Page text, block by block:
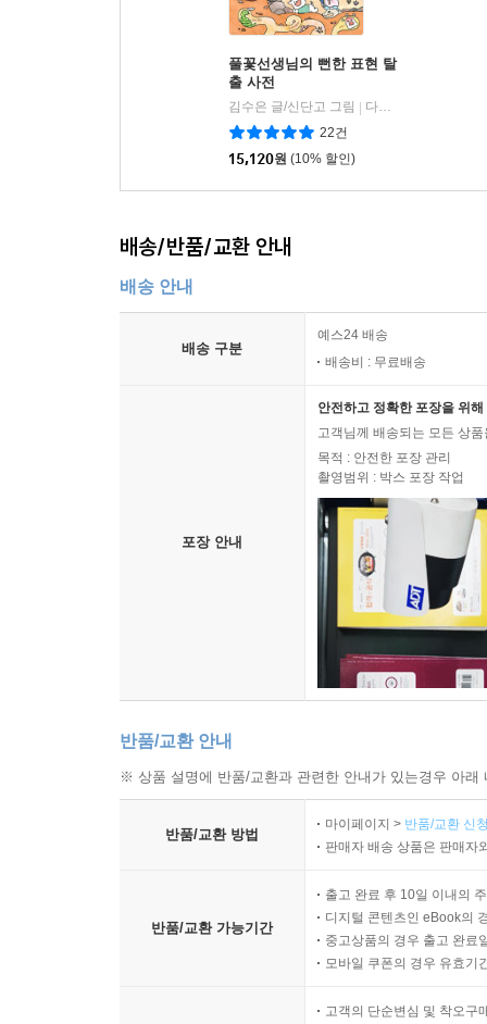
풀꽃선생님의 뻔한 표현 탈
출 사전
김수은 글/신단고 그림
다산어린이
22건
15,120원 (10% 할인)
배송/반품/교환 안내
배송 안내
배송 구분
예스24 배송
배송비 : 무료배송
포장 안내
안전하고 정확한 포장을 위
고객님께 배송되는 모든 상
목적 : 안전한 포장 관리
촬영범위 : 박스 포장 작업
반품/교환 안내
※ 상품 설명에 반품/교환과 관련한 안내가 있는경우 아
반품/교환 방법
마이페이지 > 반품/교환 신
판매자 배송 상품은 판매자
반품/교환 가능기간
출고 완료 후 10일 이내의
디지털 콘텐츠인 eBook의
중고상품의 경우 출고 완료
모바일 쿠폰의 경우 유효기
고객의 단순변심 및 착오구